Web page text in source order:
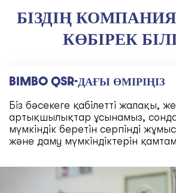
БІЗДІҢ
КӨБІРЕК
BIMBO QSR-ДАҒЫ ӨМІРІҢІЗ
Біз бәсекеге қабілетті жалақы,
артықшылықтар ұсынамыз,
мүмкіндік беретін серпінді
және даму мүмкіндіктерін